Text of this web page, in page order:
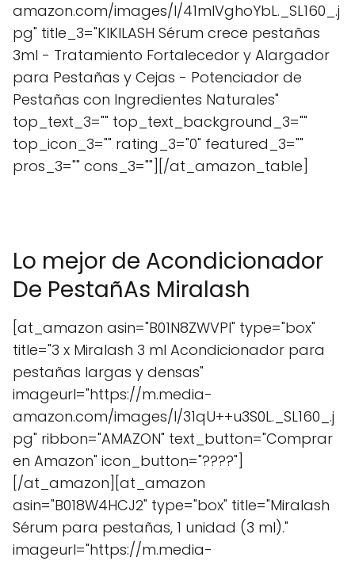
amazon.com/images/I/41mlVghoYbL._SL160_.j
pg" title_3="KIKILASH Sérum crece pestañas
3ml - Tratamiento Fortalecedor y Alargador
para Pestañas y Cejas - Potenciador de
Pestañas con Ingredientes Naturales"
top_text_3="" top_text_background_3=""
top_icon_3="" rating_3="0" featured_3=""
pros_3="" cons_3=""][/at_amazon_table]
Lo mejor de Acondicionador
De PestañAs Miralash
[at_amazon asin="B01N8ZWVPI" type="box"
title="3 x Miralash 3 ml Acondicionador para
pestañas largas y densas"
imageurl="https://m.media-
amazon.com/images/I/31qU++u3S0L._SL160_.j
pg" ribbon="AMAZON" text_button="Comprar
en Amazon" icon_button="????"]
[/at_amazon][at_amazon
asin="B018W4HCJ2" type="box" title="Miralash
Sérum para pestañas, 1 unidad (3 ml)."
imageurl="https://m.media-